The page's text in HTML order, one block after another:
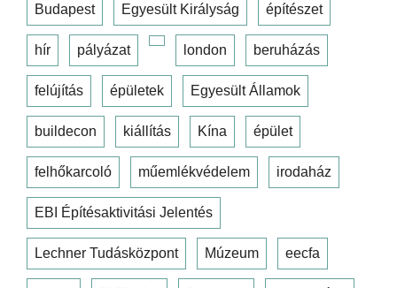
Budapest Egyesült Királyság építészet
hír pályázat london beruházás
felújítás épületek Egyesült Államok
buildecon kiállítás Kína épület
felhőkarcoló műemlékvédelem irodaház
EBI Építésaktivitási Jelentés
Lechner Tudásközpont Múzeum eecfa